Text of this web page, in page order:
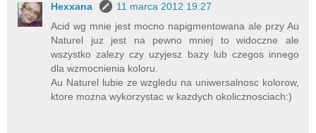
Hexxana
11 marca 2012 19:27
Acid wg mnie jest mocno napigmentowana ale przy Au
Naturel juz jest na pewno mniej to widoczne ale
wszystko zalezy czy uzyjesz bazy lub czegos innego
dla wzmocnienia koloru.
Au Naturel lubie ze wzgledu na uniwersalnosc kolorow,
ktore mozna wykorzystac w kazdych okolicznosciach:)